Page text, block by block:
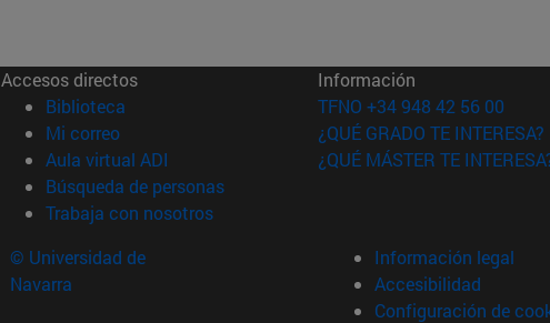
Accesos directos
Biblioteca (abre en nueva ventana)
Mi correo(abre en nueva ventana)
Aula virtual ADI (abre en nueva ventana)
Búsqueda de personas(abre en nueva ventana)
Trabaja con nosotros(abre en nueva ventana)
Información
TFNO +34 948 42 56 00
¿QUÉ GRADO TE INTERESA?
¿QUÉ MÁSTER TE
© Universidad de
Navarra
Información legal
Accesibilidad
Configuración de